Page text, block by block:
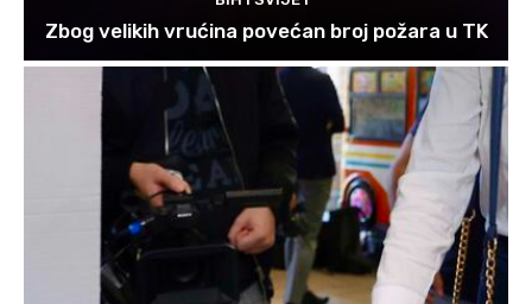
Zbog velikih vrućina povećan broj požara u TK